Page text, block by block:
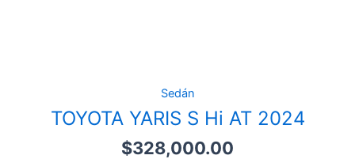
Sedán
TOYOTA YARIS S Hi AT 2024
$328,000.00